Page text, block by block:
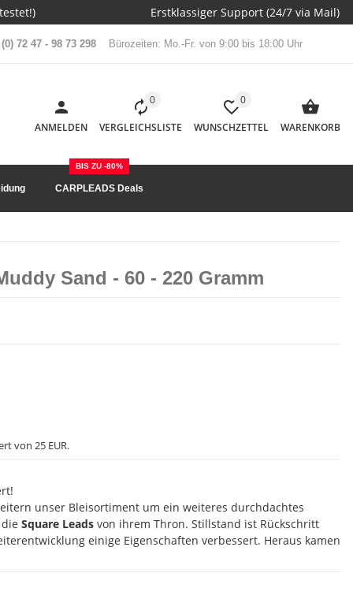
Erstklassiger Support (24/7 via Mail)
72 47 - 98 73 298 Bürozeiten: Mo.-Fr. von 9:00 bis 18:00 Uhr
ANMELDEN
0
VERGLEICHSLISTE
0
WUNSCHZETTEL WARENKORB
CARPLEADS Deals
BIS ZU -80%
Sand - 60 - 220 Gramm
von 25 EUR.
unser Bleisortiment um ein weiteres durchdachtes
Square Leads von ihrem Thron. Stillstand ist Rückschritt
einige Eigenschaften verbessert. Heraus kamen